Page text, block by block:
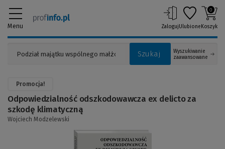
Menu
Szukaj
Wyszukiwanie
zaawansowane
ZalogujUlubione
0
Koszyk
Promocja!
Odpowiedzialność odszkodowawcza ex delicto za
szkodę klimatyczną
Wojciech Modzelewski